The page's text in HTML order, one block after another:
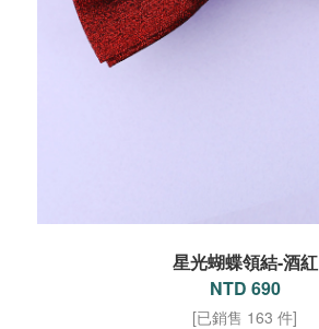
星光蝴蝶領結-酒紅
NTD 690
[已銷售 163 件]